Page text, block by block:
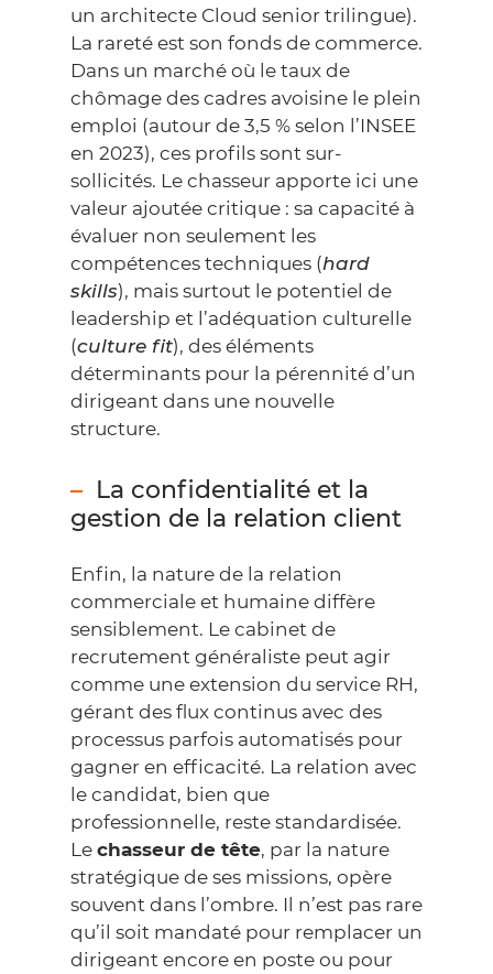
un architecte Cloud senior trilingue).
La rareté est son fonds de commerce.
Dans un marché où le taux de
chômage des cadres avoisine le plein
emploi (autour de 3,5 % selon l’INSEE
en 2023), ces profils sont sur-
sollicités. Le chasseur apporte ici une
valeur ajoutée critique : sa capacité à
évaluer non seulement les
compétences techniques (hard
skills), mais surtout le potentiel de
leadership et l’adéquation culturelle
(culture fit), des éléments
déterminants pour la pérennité d’un
dirigeant dans une nouvelle
structure.
La confidentialité et la
gestion de la relation client
Enfin, la nature de la relation
commerciale et humaine diffère
sensiblement. Le cabinet de
recrutement généraliste peut agir
comme une extension du service RH,
gérant des flux continus avec des
processus parfois automatisés pour
gagner en efficacité. La relation avec
le candidat, bien que
professionnelle, reste standardisée.
Le chasseur de tête, par la nature
stratégique de ses missions, opère
souvent dans l’ombre. Il n’est pas rare
qu’il soit mandaté pour remplacer un
dirigeant encore en poste ou pour